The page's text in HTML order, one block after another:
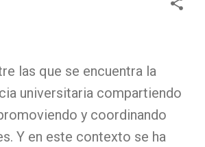
las que se encuentra la
universitaria compartiendo
y coordinando
Y en este contexto se ha